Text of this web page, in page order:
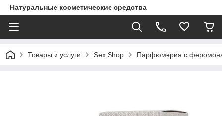
Натуральные косметические средства
Товары и услуги Sex Shop Парфюмерия с